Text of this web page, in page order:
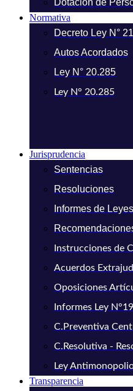
Dotación de
Normativa
Decreto Ley N°
Autos Acordados
Ley N° 20.285
Ley N° 20.285
Jurisprudencia
Sentencias
Resoluciones
Informes de
Instrucciones de
Acuerdos
Oposiciones
Informes Ley
C.Preventiva
C.Resolutiva -
Ley
Transparencia